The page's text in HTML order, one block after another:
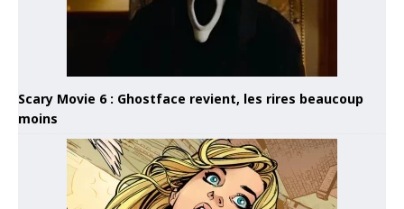
Scary Movie 6 : Ghostface revient, les rires beaucoup
moins